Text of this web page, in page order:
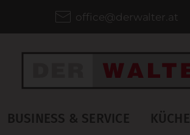
office@derwalter.at
BUSINESS & SERVICE KÜCHE